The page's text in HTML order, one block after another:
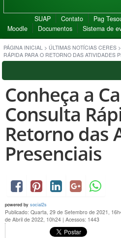
SUAP Contato Pag
Moodle
Documentos Sistema de
PÁGINA INICIAL > ÚLTIMAS NOTÍCIAS CERES >
RÁPIDA PARA O RETORNO DAS ATIVIDADES
Conheça a
Consulta
Retorno das
Presenciais
powered by social2s
Publicado: Quarta, 29 de Setembro de 2021,
de Abril de 2022, 10h24 | Acessos: 1443